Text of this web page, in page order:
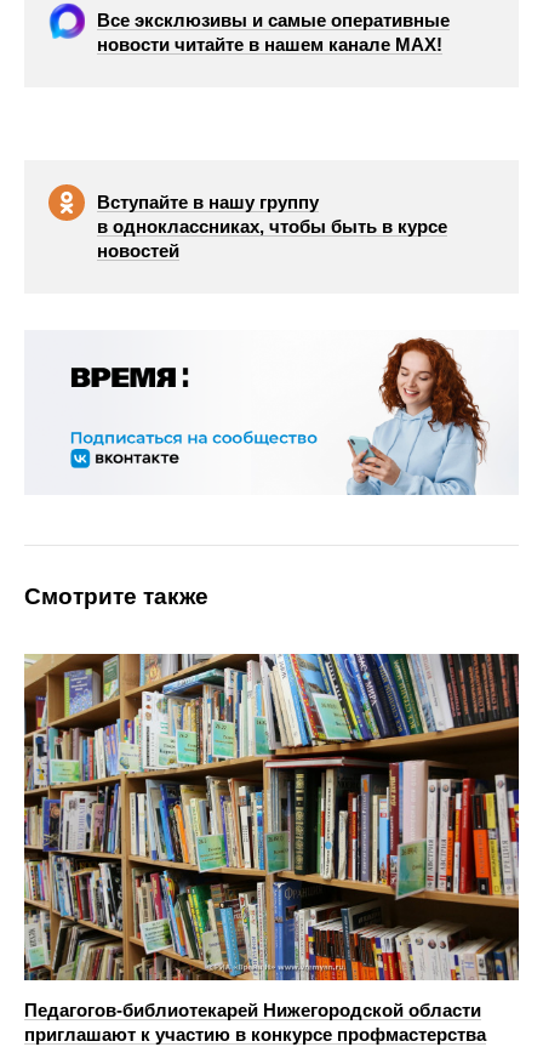
Все эксклюзивы и самые оперативные
новости читайте в нашем канале МАХ!
Вступайте в нашу группу
в одноклассниках, чтобы быть в курсе
новостей
Смотрите также
Педагогов-библиотекарей Нижегородской области
приглашают к участию в конкурсе профмастерства